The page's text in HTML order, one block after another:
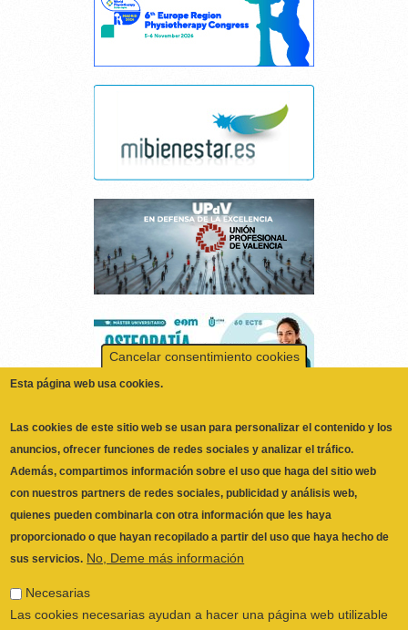
ILUSTRE COLEGIO OFICIAL DE
FISIOTERAPEUTAS DE LA COMUNIDAD
VALENCIANA© 2026
CALLE SAN VICENTE Nº 61,2º-2ª. CÓDIGO
POSTAL 46002 VALENCIA, ESPAÑA
Cancelar consentimiento cookies
Esta página web usa cookies.
Las cookies de este sitio web se usan para personalizar el contenido y los
Además, compartimos información sobre el uso que haga del sitio web
con nuestros partners de redes sociales, publicidad y análisis web,
quienes pueden combinarla con otra información que les haya
proporcionado o que hayan recopilado a partir del uso que haya hecho de
sus servicios. No, Deme más información
Necesarias
activando funciones básicas como la navegación en la página y el
acceso a áreas seguras de la página web. La página web no